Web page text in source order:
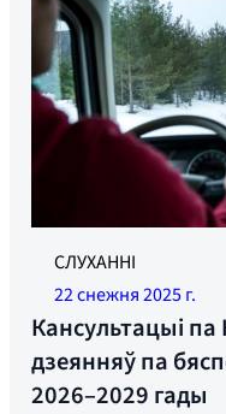
Зараз будуецца
адпачыць
СЛУХАННІ
22 снежня 2025 г.
Кансультацыі
дзеянняў па
2026–2029 гады